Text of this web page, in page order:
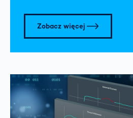
Zobacz więcej